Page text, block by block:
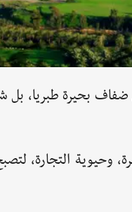
بحيرة طبريا، بل
التجارة،